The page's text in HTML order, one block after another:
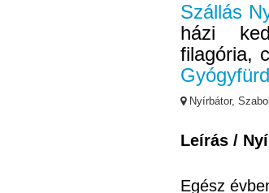
Szállás
házi
filagória,
Nyírbátor,
Leírás /
Egész